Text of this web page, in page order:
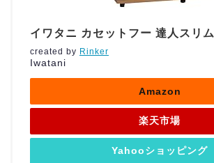
イワタニ カセットフー 達人スリム
created by Rinker
Iwatani
Amazon
楽天市場
Yahooショッピング